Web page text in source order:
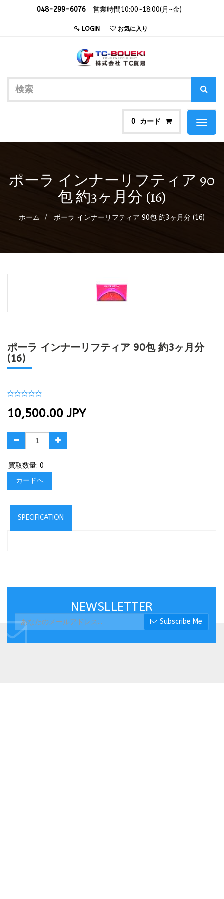
048-299-6076 営業時間10:00~18:00(月~金)
LOGIN お気に入り
0 カード
Toggle
ポーラ インナーリフティア 90
包 約3ヶ月分 (16)
ホーム ポーラ インナーリフティア 90包 約3ヶ月分 (16)
ポーラ インナーリフティア 90包 約3ヶ月分
(16)
10,500.00 JPY
買取数量: 0
カードへ
SPECIFICATION
NEWSLLETTER
Subscribe Me